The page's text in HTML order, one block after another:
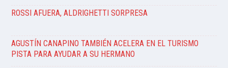
ROSSI AFUERA, ALDRIGHETTI SORPRESA
AGUSTÍN CANAPINO TAMBIÉN ACELERA EN EL TURISMO
PISTA PARA AYUDAR A SU HERMANO